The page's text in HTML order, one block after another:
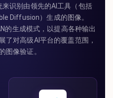
识别由领先的AI工具（包括
Diffusion）生成的图像。
的生成模式，以提高各种输出
了对高级AI平台的覆盖范围，
图像验证。